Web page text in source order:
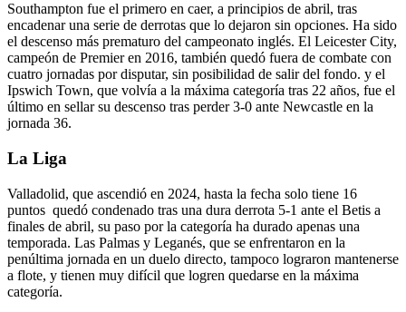
Southampton fue el primero en caer, a principios de abril, tras
encadenar una serie de derrotas que lo dejaron sin opciones. Ha sido
el descenso más prematuro del campeonato inglés. El Leicester City,
campeón de Premier en 2016, también quedó fuera de combate con
cuatro jornadas por disputar, sin posibilidad de salir del fondo. y el
Ipswich Town, que volvía a la máxima categoría tras 22 años, fue el
último en sellar su descenso tras perder 3-0 ante Newcastle en la
jornada 36.
La Liga
Valladolid, que ascendió en 2024, hasta la fecha solo tiene 16
puntos quedó condenado tras una dura derrota 5-1 ante el Betis a
finales de abril, su paso por la categoría ha durado apenas una
temporada. Las Palmas y Leganés, que se enfrentaron en la
penúltima jornada en un duelo directo, tampoco lograron mantenerse
a flote, y tienen muy difícil que logren quedarse en la máxima
categoría.